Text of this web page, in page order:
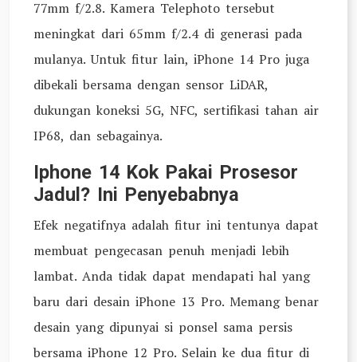
77mm f/2.8. Kamera Telephoto tersebut
meningkat dari 65mm f/2.4 di generasi pada
mulanya. Untuk fitur lain, iPhone 14 Pro juga
dibekali bersama dengan sensor LiDAR,
dukungan koneksi 5G, NFC, sertifikasi tahan air
IP68, dan sebagainya.
Iphone 14 Kok Pakai Prosesor
Jadul? Ini Penyebabnya
Efek negatifnya adalah fitur ini tentunya dapat
membuat pengecasan penuh menjadi lebih
lambat. Anda tidak dapat mendapati hal yang
baru dari desain iPhone 13 Pro. Memang benar
desain yang dipunyai si ponsel sama persis
bersama iPhone 12 Pro. Selain ke dua fitur di